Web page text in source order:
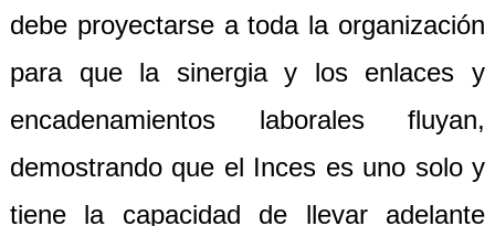
debe proyectarse a toda la organización
para que la sinergia y los enlaces y
encadenamientos laborales fluyan,
demostrando que el Inces es uno solo y
tiene la capacidad de llevar adelante